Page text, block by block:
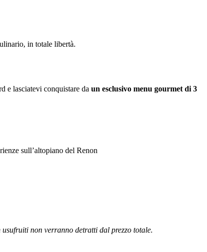
in totale libertà.
e lasciatevi conquistare da un esclusivo menu gourmet di 3
sull’altopiano del Renon
non verranno detratti dal prezzo totale.